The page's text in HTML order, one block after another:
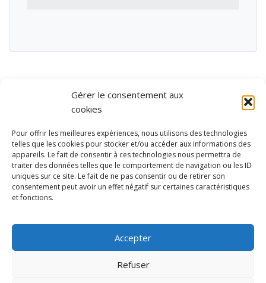
Gérer le consentement aux
cookies
Pour offrir les meilleures expériences, nous utilisons des technologies
telles que les cookies pour stocker et/ou accéder aux informations des
appareils. Le fait de consentir à ces technologies nous permettra de
traiter des données telles que le comportement de navigation ou les ID
uniques sur ce site. Le fait de ne pas consentir ou de retirer son
consentement peut avoir un effet négatif sur certaines caractéristiques
et fonctions.
Accepter
Refuser
et de loisirs
Contact
Mentions légales